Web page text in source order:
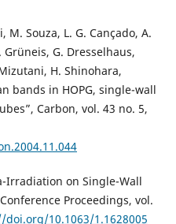
M. Souza, L. G. Cançado, A.
Grüneis, G. Dresselhaus,
H. Shinohara,
bands in HOPG, single-wall
Carbon, vol. 43 no. 5,
Irradiation on Single-Wall
Proceedings, vol.
doi.org/10.1063/1.1628005